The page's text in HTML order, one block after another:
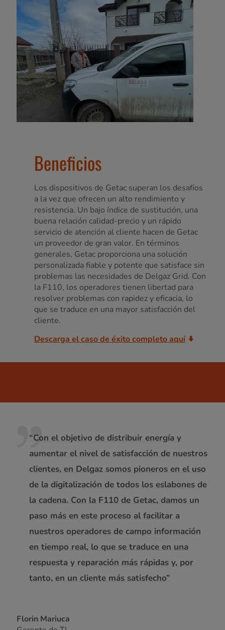
Beneficios
Los dispositivos de Getac superan los desafíos
a la vez que ofrecen un alto rendimiento y
resistencia. Un bajo índice de sustitución, una
buena relación calidad-precio y un rápido
servicio de atención al cliente hacen de Getac
un proveedor de gran valor. En términos
generales, Getac proporciona una solución
personalizada fiable y potente que satisface sin
problemas las necesidades de Delgaz Grid. Con
la F110, los operadores tienen libertad para
resolver problemas con rapidez y eficacia, lo
que se traduce en una mayor satisfacción del
cliente.
Descarga el caso de éxito completo aquí
“Con el objetivo de distribuir energía y
aumentar el nivel de satisfacción de nuestros
clientes, en Delgaz somos pioneros en el uso
de la digitalización de todos los eslabones de
la cadena. Con la F110 de Getac, damos un
paso más en este proceso al facilitar a
nuestros operadores de campo información
en tiempo real, lo que se traduce en una
respuesta y reparación más rápidas y, por
tanto, en un cliente más satisfecho”
Florin Mariuca